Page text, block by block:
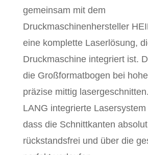
gemeinsam mit dem
Druckmaschinenhersteller
eine komplette Laserlösung,
Druckmaschine integriert ist.
die Großformatbogen bei
präzise mittig
LANG integrierte
dass die Schnittkanten
rückstandsfrei und über die